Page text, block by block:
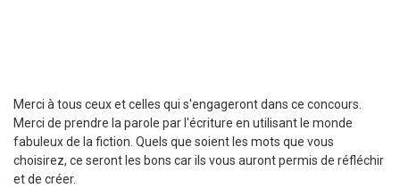
Merci à tous ceux et celles qui s'engageront dans ce concours.
Merci de prendre la parole par l'écriture en utilisant le monde
fabuleux de la fiction. Quels que soient les mots que vous
choisirez, ce seront les bons car ils vous auront permis de réfléchir
et de créer.